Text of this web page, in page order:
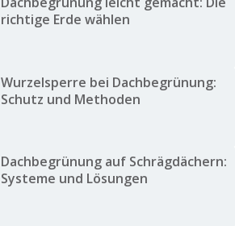
richtige Erde wählen
Wurzelsperre bei Dachbegrünung:
Schutz und Methoden
Dachbegrünung auf Schrägdächern:
Systeme und Lösungen